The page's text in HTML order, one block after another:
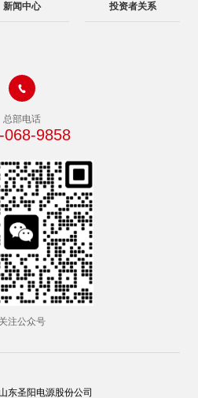
新闻中心 投资者关系

总部电话
068-9858
关注公众号
东圣阳电源股份公司